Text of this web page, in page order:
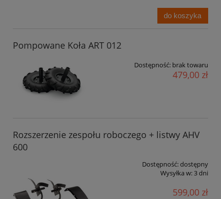
do koszyka
Pompowane Koła ART 012
Dostępność: brak towaru
479,00 zł
Rozszerzenie zespołu roboczego + listwy AHV
600
Dostępność:dostępny
Wysyłka w:3 dni
599,00 zł